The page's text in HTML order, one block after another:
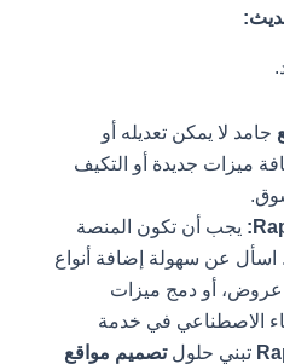
لا يمكن تعديله أو
ميزات جديدة أو التكيف
يجب أن تكون المنصة
اسأل عن سهولة إضافة أنواع
أو دمج ميزات
الاصطناعي في خدمة
تبني حلول تصميم مواقع